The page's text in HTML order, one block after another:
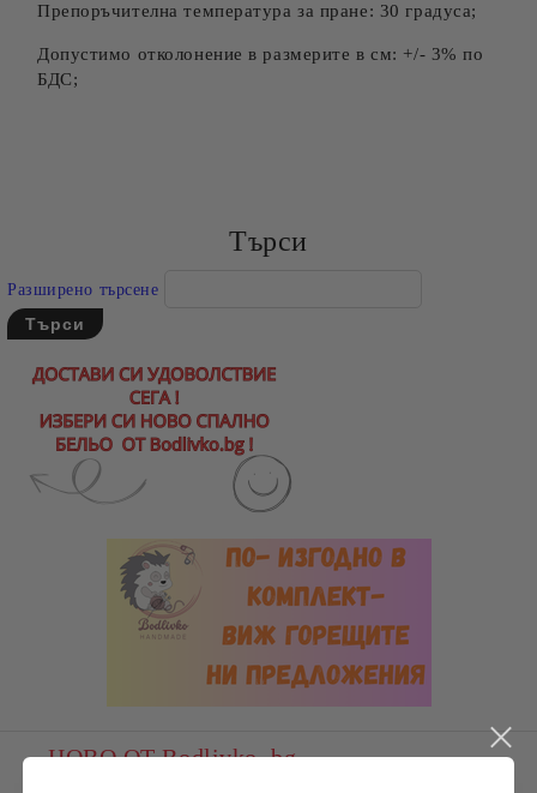
Препоръчителна температура за пране: 30 градуса;
Допустимо отколонение в размерите в см: +/- 3% по
БДС;
Търси
Разширено търсене
НОВО ОТ Bodlivko. bg